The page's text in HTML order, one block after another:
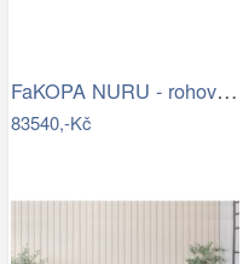
FaKOPA NURU - rohová sedačka Becky Mdum
83540,-Kč